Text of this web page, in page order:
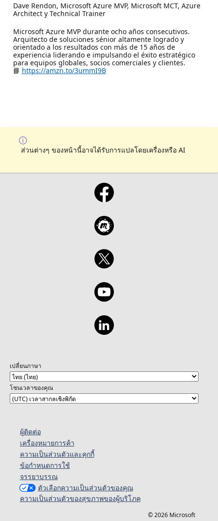
Dave Rendon, Microsoft Azure MVP, Microsoft MCT, Azure
Architect y Technical Trainer
Microsoft Azure MVP durante ocho años consecutivos.
Arquitecto de soluciones sénior altamente logrado y
orientado a los resultados con más de 15 años de
experiencia liderando e impulsando el éxito estratégico
para equipos globales, socios comerciales y clientes.
📘 https://amzn.to/3ummI9B
ส่วนต่างๆ ของหน้านี้อาจได้รับการแปลโดยเครื่องหรือ AI
เปลี่ยนภาษา
โซนเวลาของคุณ
ผู้ติดต่อ
เครื่องหมายการค้า
ความเป็นส่วนตัวและคุกกี้
ข้อกำหนดการใช้
จรรยาบรรณ
ตัวเลือกความเป็นส่วนตัวของคุณ
ความเป็นส่วนตัวของสุขภาพของผู้บริโภค
© 2026 Microsoft